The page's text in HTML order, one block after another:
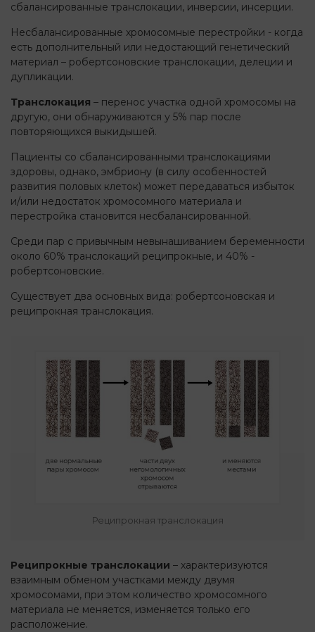
сбалансированные транслокации, инверсии, инсерции.
Несбалансированные хромосомные перестройки - когда
есть дополнительный или недостающий генетический
материал – робертсоновские транслокации, делеции и
дупликации.
Транслокация – перенос участка одной хромосомы на
другую, они обнаруживаются у 5% пар после
повторяющихся выкидышей.
Пациенты со сбалансированными транслокациями
здоровы, однако, эмбриону (в силу особенностей
развития половых клеток) может передаваться избыток
и/или недостаток хромосомного материала и
перестройка становится несбалансированной.
Среди пар с привычным невынашиванием беременности
около 60% транслокаций реципрокные, и 40% -
робертсоновские.
Существует два основных вида: робертсоновская и
реципрокная транслокация.
Реципрокная транслокация
Реципрокные транслокации – характеризуются
взаимным обменом участками между двумя
хромосомами, при этом количество хромосомного
материала не меняется, изменяется только его
расположение.